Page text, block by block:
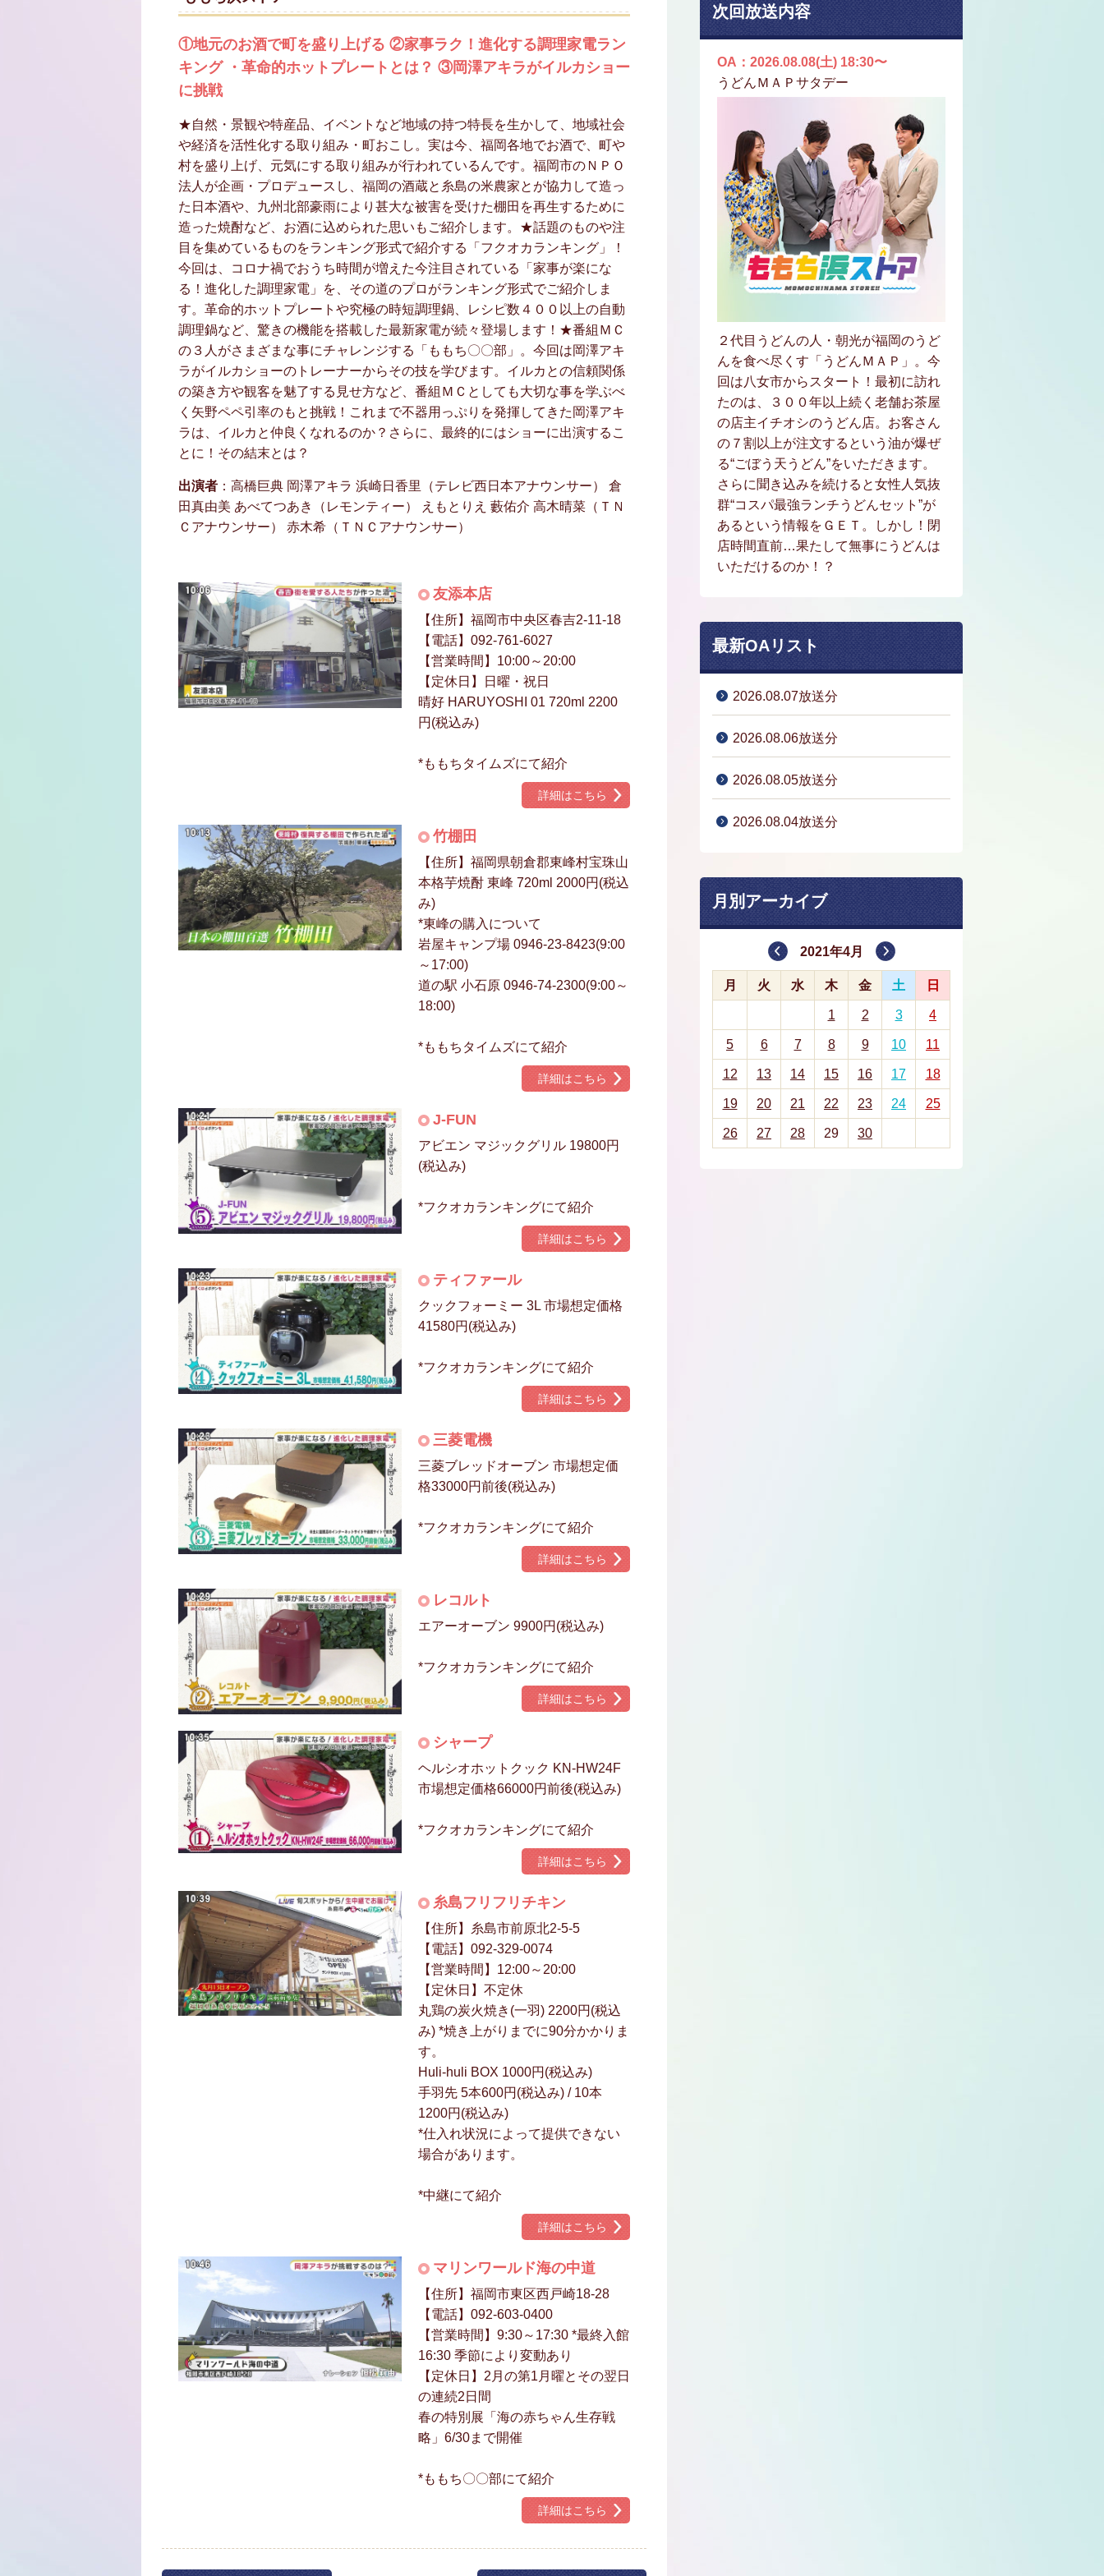
①地元のお酒で町を盛り上げる ②家事ラク！進化する調理家電ラン
キング ・革命的ホットプレートとは？ ③岡澤アキラがイルカショー
に挑戦
★自然・景観や特産品、イベントなど地域の持つ特長を生かして、地域社会
や経済を活性化する取り組み・町おこし。実は今、福岡各地でお酒で、町や
村を盛り上げ、元気にする取り組みが行われているんです。福岡市のＮＰＯ
法人が企画・プロデュースし、福岡の酒蔵と糸島の米農家とが協力して造っ
た日本酒や、九州北部豪雨により甚大な被害を受けた棚田を再生するために
造った焼酎など、お酒に込められた思いもご紹介します。★話題のものや注
目を集めているものをランキング形式で紹介する「フクオカランキング」！
今回は、コロナ禍でおうち時間が増えた今注目されている「家事が楽にな
る！進化した調理家電」を、その道のプロがランキング形式でご紹介しま
す。革命的ホットプレートや究極の時短調理鍋、レシピ数４００以上の自動
調理鍋など、驚きの機能を搭載した最新家電が続々登場します！★番組ＭＣ
の３人がさまざまな事にチャレンジする「ももち〇〇部」。今回は岡澤アキ
ラがイルカショーのトレーナーからその技を学びます。イルカとの信頼関係
の築き方や観客を魅了する見せ方など、番組ＭＣとしても大切な事を学ぶべ
く矢野ペペ引率のもと挑戦！これまで不器用っぷりを発揮してきた岡澤アキ
ラは、イルカと仲良くなれるのか？さらに、最終的にはショーに出演するこ
とに！その結末とは？
出演者 ：高橋巨典 岡澤アキラ 浜崎日香里（テレビ西日本アナウンサー） 倉
田真由美 あべてつあき（レモンティー） えもとりえ 藪佑介 高木晴菜（ＴＮ
Ｃアナウンサー） 赤木希（ＴＮＣアナウンサー）
友添本店
【住所】福岡市中央区春吉2-11-18
【電話】092-761-6027
【営業時間】10:00～20:00
【定休日】日曜・祝日
晴好 HARUYOSHI 01 720ml 2200
円(税込み)
*ももちタイムズにて紹介
詳細はこちら
竹棚田
【住所】福岡県朝倉郡東峰村宝珠山
本格芋焼酎 東峰 720ml 2000円(税込
み)
*東峰の購入について
岩屋キャンプ場 0946-23-8423(9:00
～17:00)
道の駅 小石原 0946-74-2300(9:00～
18:00)
*ももちタイムズにて紹介
詳細はこちら
J-FUN
アビエン マジックグリル 19800円
(税込み)
*フクオカランキングにて紹介
詳細はこちら
ティファール
クックフォーミー 3L 市場想定価格
41580円(税込み)
*フクオカランキングにて紹介
詳細はこちら
三菱電機
三菱ブレッドオーブン 市場想定価
格33000円前後(税込み)
*フクオカランキングにて紹介
詳細はこちら
レコルト
エアーオーブン 9900円(税込み)
*フクオカランキングにて紹介
詳細はこちら
シャープ
ヘルシオホットクック KN-HW24F
市場想定価格66000円前後(税込み)
*フクオカランキングにて紹介
詳細はこちら
糸島フリフリチキン
【住所】糸島市前原北2-5-5
【電話】092-329-0074
【営業時間】12:00～20:00
【定休日】不定休
丸鶏の炭火焼き(一羽) 2200円(税込
み) *焼き上がりまでに90分かかりま
す。
Huli-huli BOX 1000円(税込み)
手羽先 5本600円(税込み) / 10本
1200円(税込み)
*仕入れ状況によって提供できない
場合があります。
*中継にて紹介
詳細はこちら
マリンワールド海の中道
【住所】福岡市東区西戸崎18-28
【電話】092-603-0400
【営業時間】9:30～17:30 *最終入館
16:30 季節により変動あり
【定休日】2月の第1月曜とその翌日
の連続2日間
春の特別展「海の赤ちゃん生存戦
略」6/30まで開催
*ももち〇〇部にて紹介
詳細はこちら
次回放送内容
OA：2026.08.08(土) 18:30〜
うどんＭＡＰサタデー
２代目うどんの人・朝光が福岡のうど
んを食べ尽くす「うどんＭＡＰ」。今
回は八女市からスタート！最初に訪れ
たのは、３００年以上続く老舗お茶屋
の店主イチオシのうどん店。お客さん
の７割以上が注文するという油が爆ぜ
る“ごぼう天うどん”をいただきます。
さらに聞き込みを続けると女性人気抜
群“コスパ最強ランチうどんセット”が
あるという情報をＧＥＴ。しかし！閉
店時間直前…果たして無事にうどんは
いただけるのか！？
最新OAリスト
2026.08.07放送分
2026.08.06放送分
2026.08.05放送分
2026.08.04放送分
月別アーカイブ
2021年4月
月 火 水 木 金 土 日
1 2 3 4
5 6 7 8 9 10 11
12 13 14 15 16 17 18
19 20 21 22 23 24 25
26 27 28 29 30